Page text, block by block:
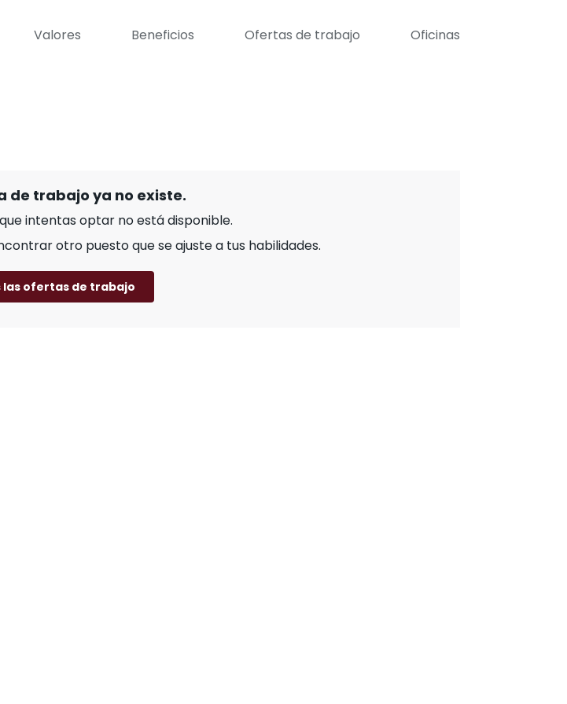
Valores Beneficios Ofertas de trabajo Oficinas
de trabajo ya no existe.
intentas optar no está disponible.
otro puesto que se ajuste a tus habilidades.
las ofertas de trabajo